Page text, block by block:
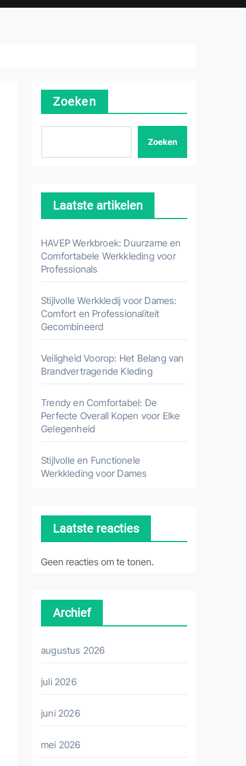
Zoeken
Zoeken
Laatste artikelen
HAVEP Werkbroek: Duurzame en
Comfortabele Werkkleding voor
Professionals
Stijlvolle Werkkledij voor Dames:
Comfort en Professionaliteit
Gecombineerd
Veiligheid Voorop: Het Belang van
Brandvertragende Kleding
Trendy en Comfortabel: De
Perfecte Overall Kopen voor Elke
Gelegenheid
Stijlvolle en Functionele
Werkkleding voor Dames
Laatste reacties
Geen reacties om te tonen.
Archief
augustus 2026
juli 2026
juni 2026
mei 2026